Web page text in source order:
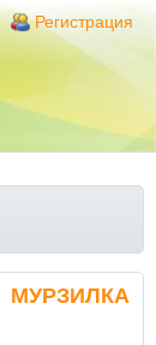
Регистрация
МУРЗИЛКА